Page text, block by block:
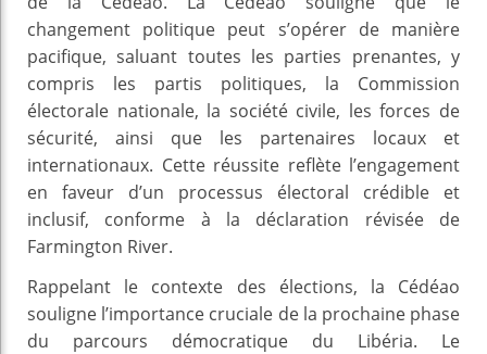
changement politique peut s’opérer de manière
pacifique, saluant toutes les parties prenantes, y
compris les partis politiques, la Commission
électorale nationale, la société civile, les forces de
sécurité, ainsi que les partenaires locaux et
internationaux. Cette réussite reflète l’engagement
en faveur d’un processus électoral crédible et
inclusif, conforme à la déclaration révisée de
Farmington River.
Rappelant le contexte des élections, la Cédéao
souligne l’importance cruciale de la prochaine phase
du parcours démocratique du Libéria. Le